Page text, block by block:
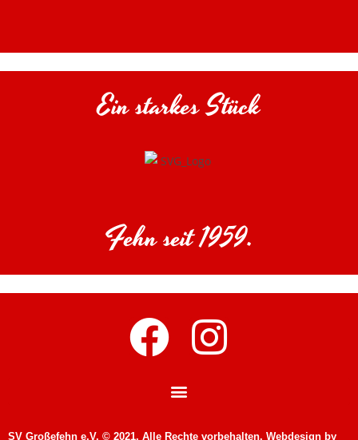
Ein starkes Stück
Fehn seit 1959.
SV Großefehn e.V. © 2021. Alle Rechte vorbehalten. Webdesign by